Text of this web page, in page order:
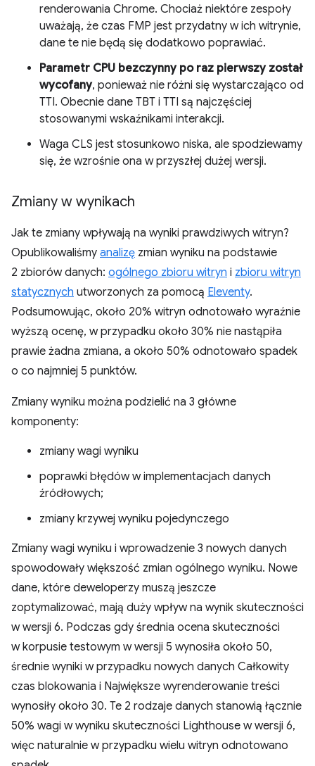
renderowania Chrome. Chociaż niektóre zespoły
uważają, że czas FMP jest przydatny w ich witrynie,
dane te nie będą się dodatkowo poprawiać.
Parametr CPU bezczynny po raz pierwszy został
wycofany, ponieważ nie różni się wystarczająco od
TTI. Obecnie dane TBT i TTI są najczęściej
stosowanymi wskaźnikami interakcji.
Waga CLS jest stosunkowo niska, ale spodziewamy
się, że wzrośnie ona w przyszłej dużej wersji.
Zmiany w wynikach
Jak te zmiany wpływają na wyniki prawdziwych witryn?
Opublikowaliśmy analizę zmian wyniku na podstawie
2 zbiorów danych: ogólnego zbioru witryn i zbioru witryn
statycznych utworzonych za pomocą Eleventy.
Podsumowując, około 20% witryn odnotowało wyraźnie
wyższą ocenę, w przypadku około 30% nie nastąpiła
prawie żadna zmiana, a około 50% odnotowało spadek
o co najmniej 5 punktów.
Zmiany wyniku można podzielić na 3 główne
komponenty:
zmiany wagi wyniku
poprawki błędów w implementacjach danych
źródłowych;
zmiany krzywej wyniku pojedynczego
Zmiany wagi wyniku i wprowadzenie 3 nowych danych
spowodowały większość zmian ogólnego wyniku. Nowe
dane, które deweloperzy muszą jeszcze
zoptymalizować, mają duży wpływ na wynik skuteczności
w wersji 6. Podczas gdy średnia ocena skuteczności
w korpusie testowym w wersji 5 wynosiła około 50,
średnie wyniki w przypadku nowych danych Całkowity
czas blokowania i Największe wyrenderowanie treści
wynosiły około 30. Te 2 rodzaje danych stanowią łącznie
50% wagi w wyniku skuteczności Lighthouse w wersji 6,
więc naturalnie w przypadku wielu witryn odnotowano